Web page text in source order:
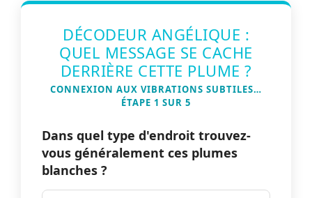
DÉCODEUR ANGÉLIQUE :
QUEL MESSAGE SE CACHE
DERRIÈRE CETTE PLUME ?
CONNEXION AUX VIBRATIONS SUBTILES…
ÉTAPE 1 SUR 5
Dans quel type d'endroit trouvez-
vous généralement ces plumes
blanches ?